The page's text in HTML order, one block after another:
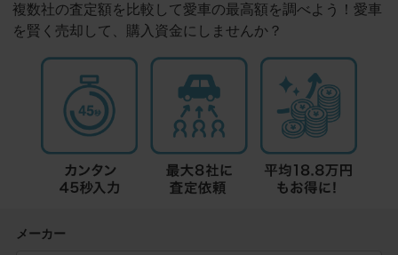
複数社の査定額を比較して愛車の最高額を調べよう！愛車
を賢く売却して、購入資金にしませんか？
メーカー